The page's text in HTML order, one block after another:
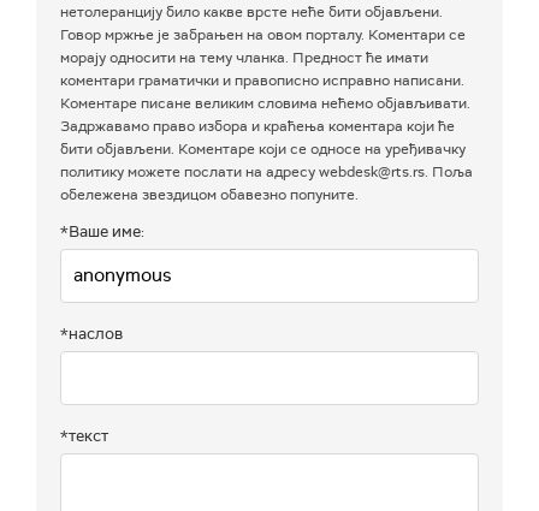
нетолеранцију било какве врсте неће бити објављени.
Говор мржње је забрањен на овом порталу. Коментари се
морају односити на тему чланка. Предност ће имати
коментари граматички и правописно исправно написани.
Коментаре писане великим словима нећемо објављивати.
Задржавамо право избора и краћења коментара који ће
бити објављени. Коментаре који се односе на уређивачку
политику можете послати на адресу webdesk@rts.rs. Поља
обележена звездицом обавезно попуните.
*Ваше име:
*наслов
*текст